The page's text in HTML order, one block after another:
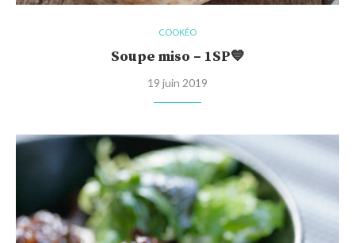
COOKÉO
Soupe miso – 1SP💙
19 juin 2019